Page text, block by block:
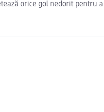
orice gol nedorit pentru